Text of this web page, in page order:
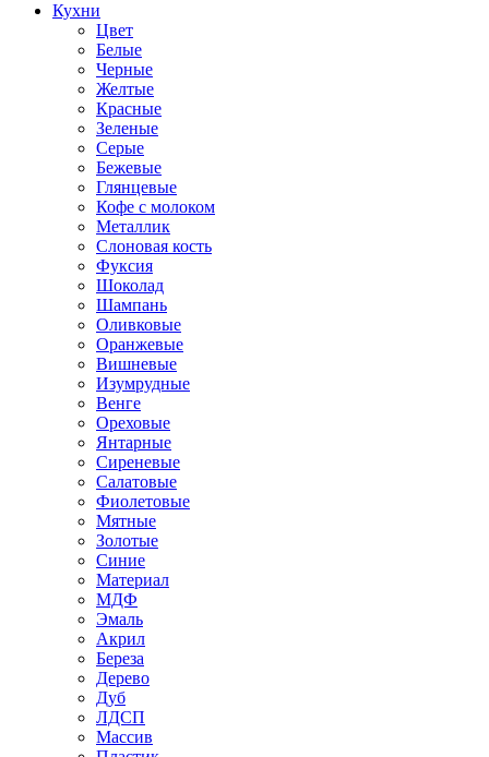
Кухни
Цвет
Белые
Черные
Желтые
Красные
Зеленые
Серые
Бежевые
Глянцевые
Кофе с молоком
Металлик
Слоновая кость
Фуксия
Шоколад
Шампань
Оливковые
Оранжевые
Вишневые
Изумрудные
Венге
Ореховые
Янтарные
Сиреневые
Салатовые
Фиолетовые
Мятные
Золотые
Синие
Материал
МДФ
Эмаль
Акрил
Береза
Дерево
Дуб
ЛДСП
Массив